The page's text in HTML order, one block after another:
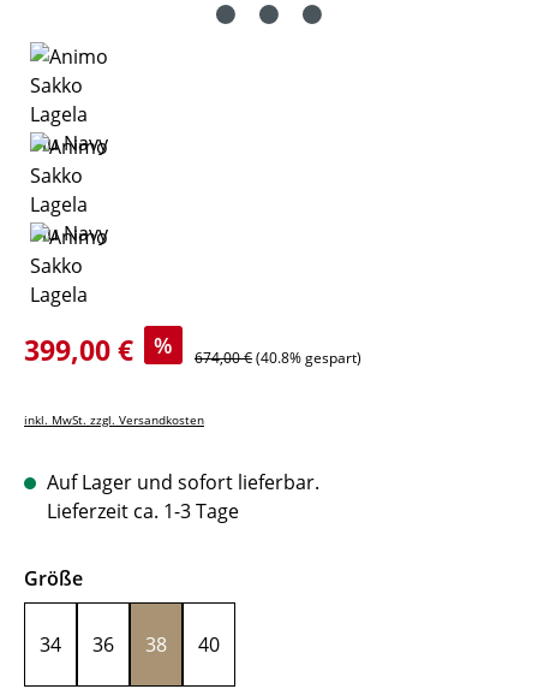
Verkaufspreis:
399,00 € % Regulärer Preis:
674,00 €(40.8% gespart)
inkl. MwSt. zzgl. Versandkosten
Auf Lager und sofort lieferbar.
Lieferzeit ca. 1-3 Tage
Größeauswählen
34 36 38 40